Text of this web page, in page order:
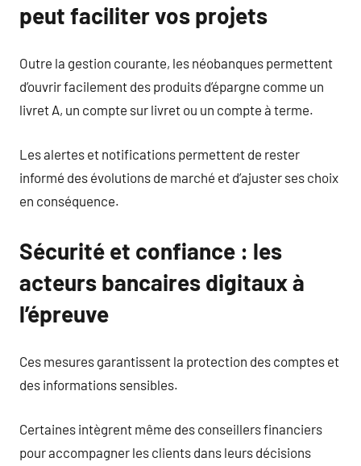
peut faciliter vos projets
Outre la gestion courante, les néobanques permettent
d’ouvrir facilement des produits d’épargne comme un
livret A, un compte sur livret ou un compte à terme.
Les alertes et notifications permettent de rester
informé des évolutions de marché et d’ajuster ses choix
en conséquence.
Sécurité et confiance : les
acteurs bancaires digitaux à
l’épreuve
Ces mesures garantissent la protection des comptes et
des informations sensibles.
Certaines intègrent même des conseillers financiers
pour accompagner les clients dans leurs décisions